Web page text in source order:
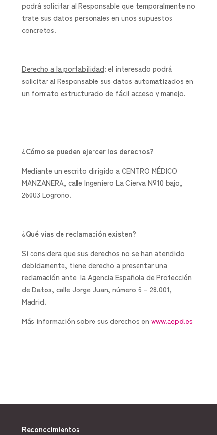
podrá solicitar al Responsable que temporalmente no
trate sus datos personales en unos supuestos
concretos.
Derecho a la portabilidad: el interesado podrá
solicitar al Responsable sus datos automatizados en
un formato estructurado de fácil acceso y manejo.
¿Cómo se pueden ejercer los derechos?
Mediante un escrito dirigido a CENTRO MÉDICO
MANZANERA, calle Ingeniero La Cierva Nº10 bajo,
26003 Logroño.
¿Qué vías de reclamación existen?
Si considera que sus derechos no se han atendido
debidamente, tiene derecho a presentar una
reclamación ante la Agencia Española de Protección
de Datos, calle Jorge Juan, número 6 – 28.001,
Madrid.
Más información sobre sus derechos en www.aepd.es
Reconocimientos